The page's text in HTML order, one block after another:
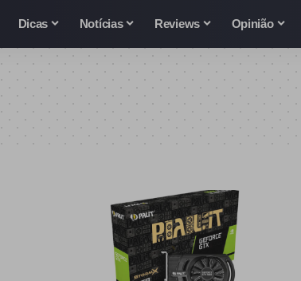
Dicas Notícias Reviews Opinião